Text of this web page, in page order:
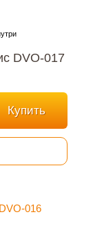
DVO-017
Купить